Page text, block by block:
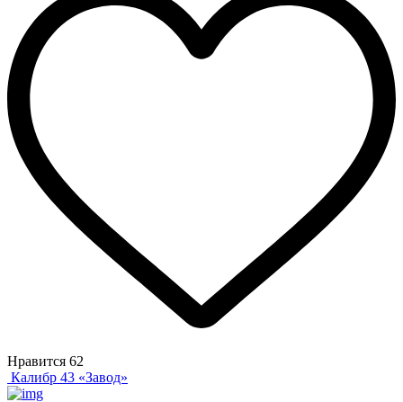
Нравится 62
Калибр 43 «Завод»